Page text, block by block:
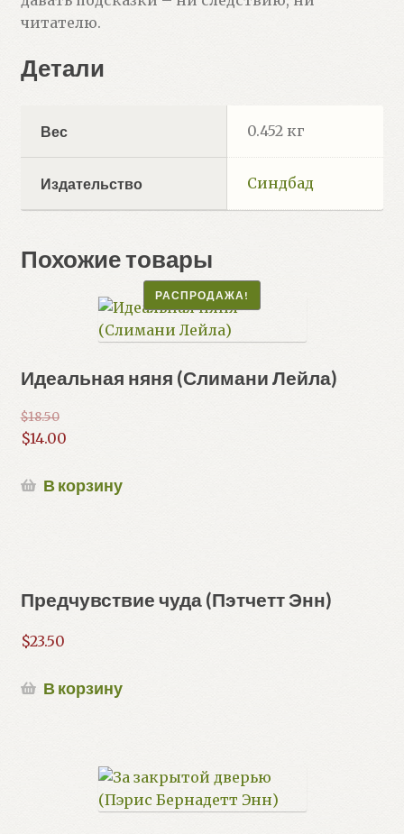
читателю.
Детали
Вес 0.452 кг
Издательство Синдбад
Похожие товары
Идеальная няня (Слимани Лейла)
РАСПРОДАЖА!
$18.50
Первоначальная
составляла
$14.00
цена:В корзину
Предчувствие чуда (Пэтчетт Энн)
$23.50
В корзину